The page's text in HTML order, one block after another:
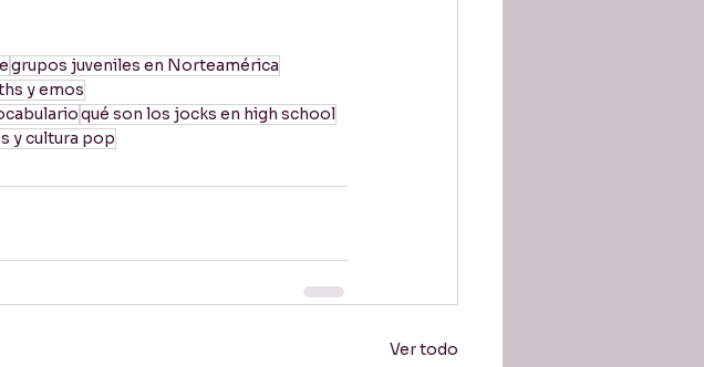
grupos juveniles en Norteamérica
y emos
qué son los jocks en high school
y cultura pop
Ver todo